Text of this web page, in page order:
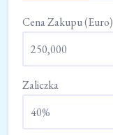
Cena Zakupu (Euro)
Zaliczka